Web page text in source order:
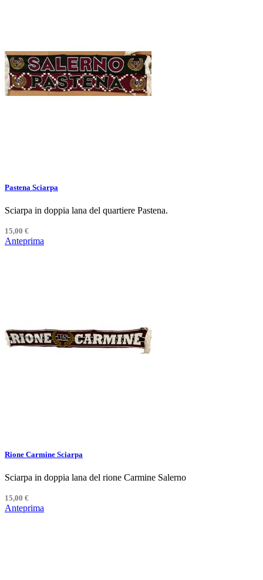
Pastena Sciarpa
Sciarpa in doppia lana del quartiere Pastena.
15,00 €
Anteprima
Rione Carmine Sciarpa
Sciarpa in doppia lana del rione Carmine Salerno
15,00 €
Anteprima